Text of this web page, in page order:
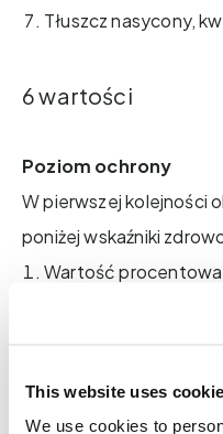
This website uses
We use cookies to
Tłuszcz nasycony,
6 wartości
Poziom ochrony
W pierwszej kolejności
poniżej wskaźniki
Wartość
obliczana w ten